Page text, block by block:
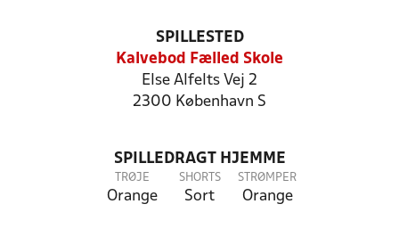
SPILLESTED
Kalvebod Fælled Skole
Else Alfelts Vej 2
2300 København S
SPILLEDRAGT HJEMME
TRØJE
Orange
SHORTS
Sort
STRØMPER
Orange